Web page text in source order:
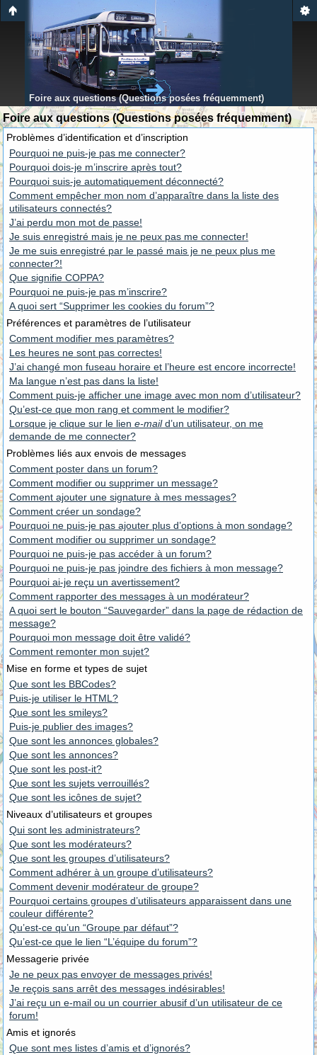
Foire aux questions (Questions posées fréquemment)
Foire aux questions (Questions posées fréquemment)
Problèmes d’identification et d’inscription
Pourquoi ne puis-je pas me connecter?
Pourquoi dois-je m’inscrire après tout?
Pourquoi suis-je automatiquement déconnecté?
Comment empêcher mon nom d’apparaître dans la liste des
utilisateurs connectés?
J’ai perdu mon mot de passe!
Je suis enregistré mais je ne peux pas me connecter!
Je me suis enregistré par le passé mais je ne peux plus me
connecter?!
Que signifie COPPA?
Pourquoi ne puis-je pas m’inscrire?
A quoi sert “Supprimer les cookies du forum”?
Préférences et paramètres de l’utilisateur
Comment modifier mes paramètres?
Les heures ne sont pas correctes!
J’ai changé mon fuseau horaire et l’heure est encore incorrecte!
Ma langue n’est pas dans la liste!
Comment puis-je afficher une image avec mon nom d’utilisateur?
Qu’est-ce que mon rang et comment le modifier?
Lorsque je clique sur le lien e-maild’un utilisateur, on me
demande de me connecter?
Problèmes liés aux envois de messages
Comment poster dans un forum?
Comment modifier ou supprimer un message?
Comment ajouter une signature à mes messages?
Comment créer un sondage?
Pourquoi ne puis-je pas ajouter plus d’options à mon sondage?
Comment modifier ou supprimer un sondage?
Pourquoi ne puis-je pas accéder à un forum?
Pourquoi ne puis-je pas joindre des fichiers à mon message?
Pourquoi ai-je reçu un avertissement?
Comment rapporter des messages à un modérateur?
A quoi sert le bouton “Sauvegarder” dans la page de rédaction de
message?
Pourquoi mon message doit être validé?
Comment remonter mon sujet?
Mise en forme et types de sujet
Que sont les BBCodes?
Puis-je utiliser le HTML?
Que sont les smileys?
Puis-je publier des images?
Que sont les annonces globales?
Que sont les annonces?
Que sont les post-it?
Que sont les sujets verrouillés?
Que sont les icônes de sujet?
Niveaux d’utilisateurs et groupes
Qui sont les administrateurs?
Que sont les modérateurs?
Que sont les groupes d’utilisateurs?
Comment adhérer à un groupe d’utilisateurs?
Comment devenir modérateur de groupe?
Pourquoi certains groupes d’utilisateurs apparaissent dans une
couleur différente?
Qu’est-ce qu’un “Groupe par défaut”?
Qu’est-ce que le lien “L’équipe du forum”?
Messagerie privée
Je ne peux pas envoyer de messages privés!
Je reçois sans arrêt des messages indésirables!
J’ai reçu un e-mail ou un courrier abusif d’un utilisateur de ce
forum!
Amis et ignorés
Que sont mes listes d’amis et d’ignorés?